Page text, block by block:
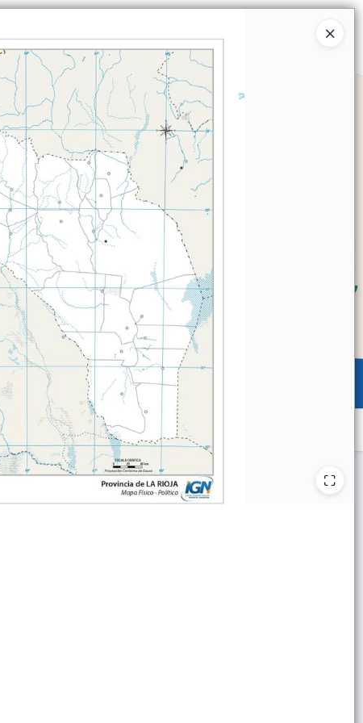
TIENDA MINORISTA CONTACTO